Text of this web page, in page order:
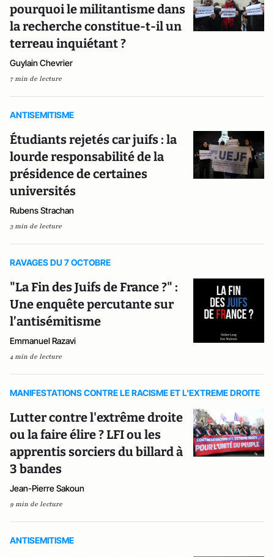
pourquoi le militantisme dans
la recherche constitue-t-il un
terreau inquiétant ?
Guylain Chevrier
7 min de lecture
ANTISEMITISME
Étudiants rejetés car juifs : la
lourde responsabilité de la
présidence de certaines
universités
Rubens Strachan
3 min de lecture
RAVAGES DU 7 OCTOBRE
"La Fin des Juifs de France ?" :
Une enquête percutante sur
l’antisémitisme
Emmanuel Razavi
4 min de lecture
MANIFESTATIONS CONTRE LE RACISME ET L'EXTREME DROITE
Lutter contre l'extrême droite
ou la faire élire ? LFI ou les
apprentis sorciers du billard à
3 bandes
Jean-Pierre Sakoun
9 min de lecture
ANTISEMITISME